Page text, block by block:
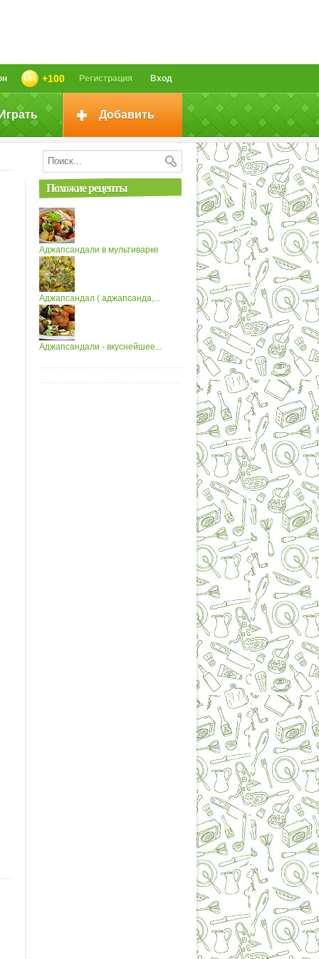
Вход
Регистрация
+100
Добавить
Похожие рецепты
Аджапсандали в мультиварке
Аджапсандал ( аджапсанда,...
Аджапсандали - вкуснейшее...